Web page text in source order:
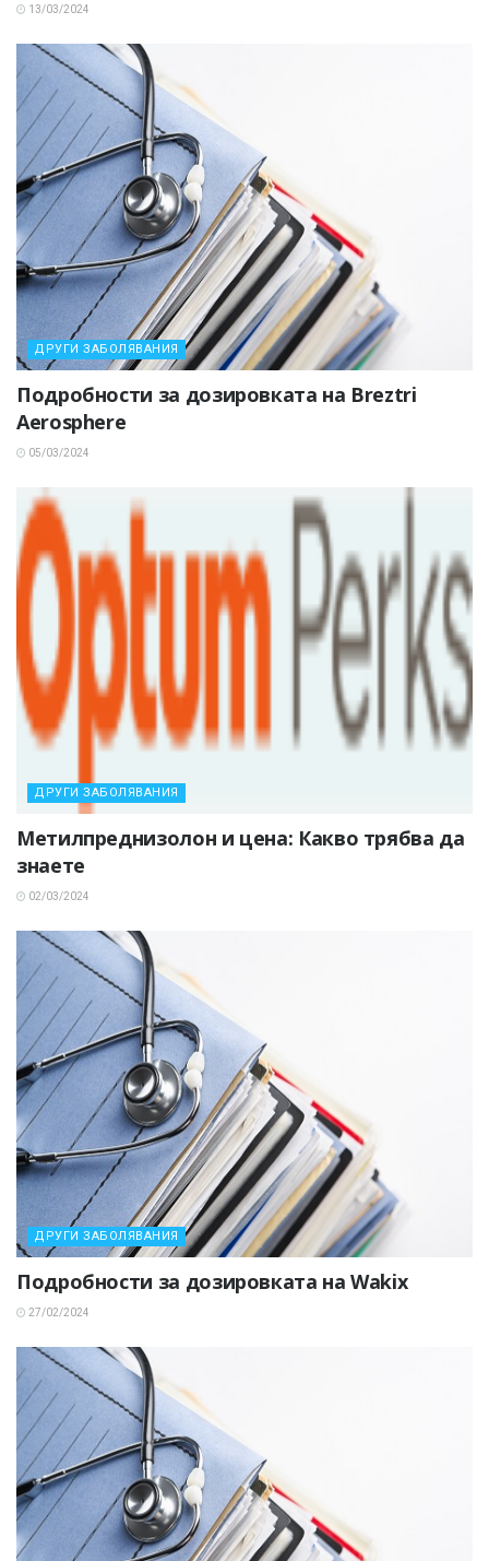
13/03/2024
ДРУГИ ЗАБОЛЯВАНИЯ
Подробности за дозировката на Breztri
Aerosphere
05/03/2024
ДРУГИ ЗАБОЛЯВАНИЯ
Метилпреднизолон и цена: Какво трябва да
знаете
02/03/2024
ДРУГИ ЗАБОЛЯВАНИЯ
Подробности за дозировката на Wakix
27/02/2024